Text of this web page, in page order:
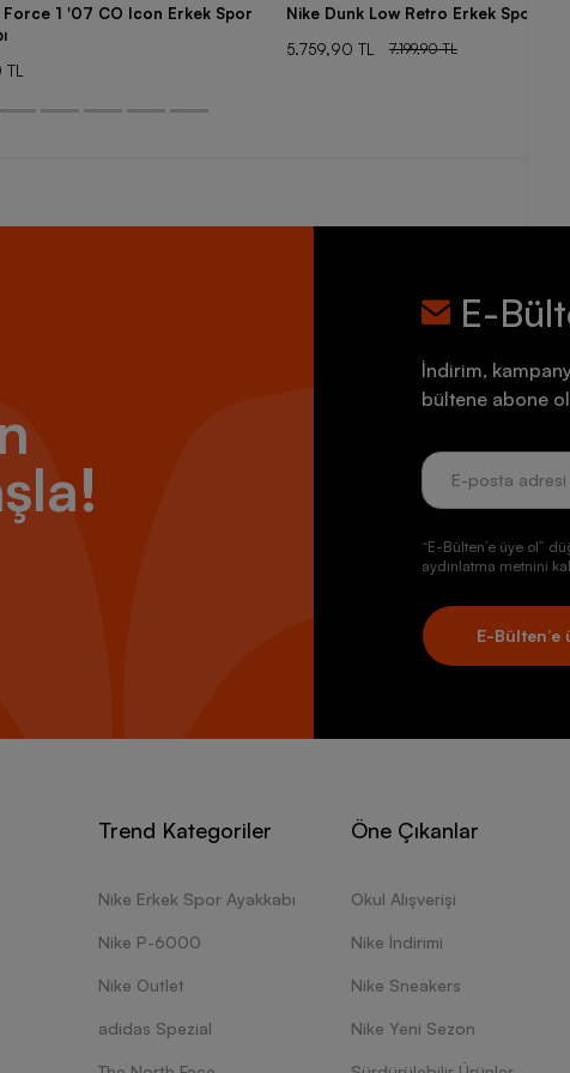
Force 1 '07 CO Icon Erkek Spor
Nike Dunk Low Retro Erkek Spor
5.759,90 TL
7.199,90 TL
E-
İndirim,
bültene abone
“E-Bülten’e üye ol”
aydınlatma metnini
E-Bülten’e
Trend Kategoriler
Nike Erkek Spor Ayakkabı
Nike P-6000
Nike Outlet
adidas Spezial
Öne Çıkanlar
Okul Alışverişi
Nike İndirimi
Nike Sneakers
Nike Yeni Sezon